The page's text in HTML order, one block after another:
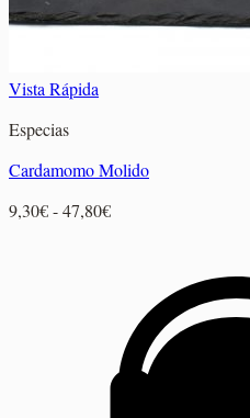
Vista Rápida
Especias
Cardamomo Molido
9,30€-47,80€Rango
hasta
47,80€